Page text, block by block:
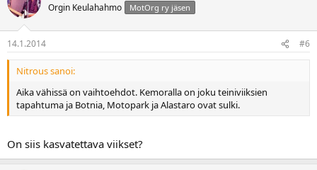
Orgin Keulahahmo MotOrg ry jäsen
14.1.2014 #6
Nitrous sanoi:
Aika vähissä on vaihtoehdot. Kemoralla on joku teiniviiksien
tapahtuma ja Botnia, Motopark ja Alastaro ovat sulki.
On siis kasvatettava viikset?